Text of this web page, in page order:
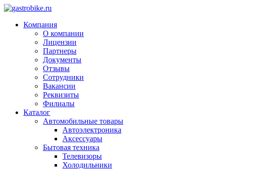
Компания
О компании
Лицензии
Партнеры
Документы
Отзывы
Сотрудники
Вакансии
Реквизиты
Филиалы
Каталог
Автомобильные товары
Автоэлектроника
Аксессуары
Бытовая техника
Телевизоры
Холодильники